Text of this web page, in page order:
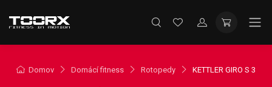
Domov Domácí fitness Rotopedy KETTLER GIRO S 3